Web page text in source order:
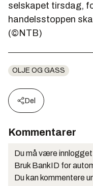
selskapet tirsdag,
handelsstoppen
(©NTB)
OLJE OG GASS
Del
Kommentarer
Du må være
Bruk BankID for
Du kan kommentere